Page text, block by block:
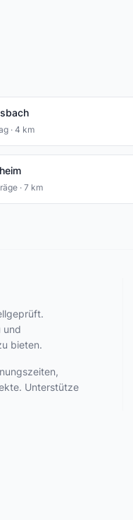
· 4 km
· 7 km
und
bieten.
Unterstütze